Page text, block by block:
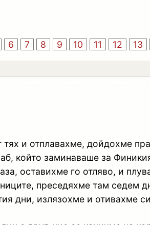
6 7 8 9 10 11 12 13
тях и отплавахме, дойдохме
който заминаваше за
оставихме го отляво, и
преседяхме там седем
дни, излязохме и отивахме